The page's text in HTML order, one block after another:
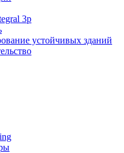
3p
устойчивых зданий